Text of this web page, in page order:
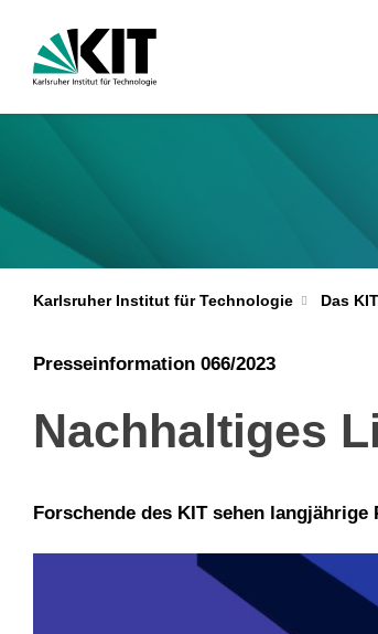
Karlsruher Institut für Technologie Das KIT
Presseinformation 066/2023
Nachhaltiges
Forschende des KIT sehen